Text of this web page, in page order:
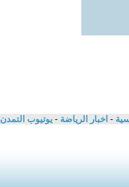
- اخبار الرياضة - يوتيوب التمدن